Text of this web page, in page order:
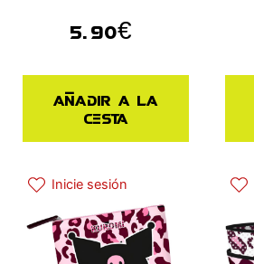
5.90€
Añadir a la
cesta
Inicie sesión